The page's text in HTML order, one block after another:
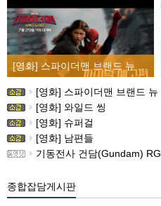
[영화] 스파이더맨 브랜드 뉴
[영화] 와일드 씽
[영화] 슈퍼걸
[영화] 남편들
기동전사 건담(Gundam)
종합잡담게시판